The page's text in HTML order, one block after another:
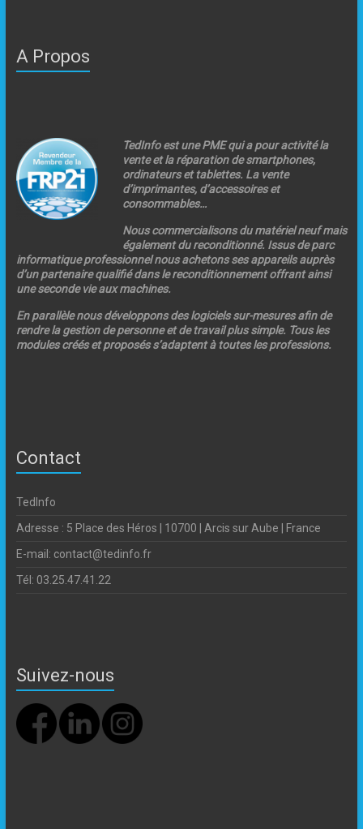
A Propos
TedInfo est une PME qui a pour activité la
vente et la réparation de smartphones,
ordinateurs et tablettes. La vente
d’imprimantes, d’accessoires et
consommables…
Nous commercialisons du matériel neuf mais
également du reconditionné. Issus de parc
informatique professionnel nous achetons ses appareils auprès
d’un partenaire qualifié dans le reconditionnement offrant ainsi
une seconde vie aux machines.
En parallèle nous développons des logiciels sur-mesures afin de
rendre la gestion de personne et de travail plus simple. Tous les
modules créés et proposés s’adaptent à toutes les professions.
Contact
TedInfo
Adresse : 5 Place des Héros | 10700 | Arcis sur Aube | France
E-mail: contact@tedinfo.fr
Tél: 03.25.47.41.22
Suivez-nous